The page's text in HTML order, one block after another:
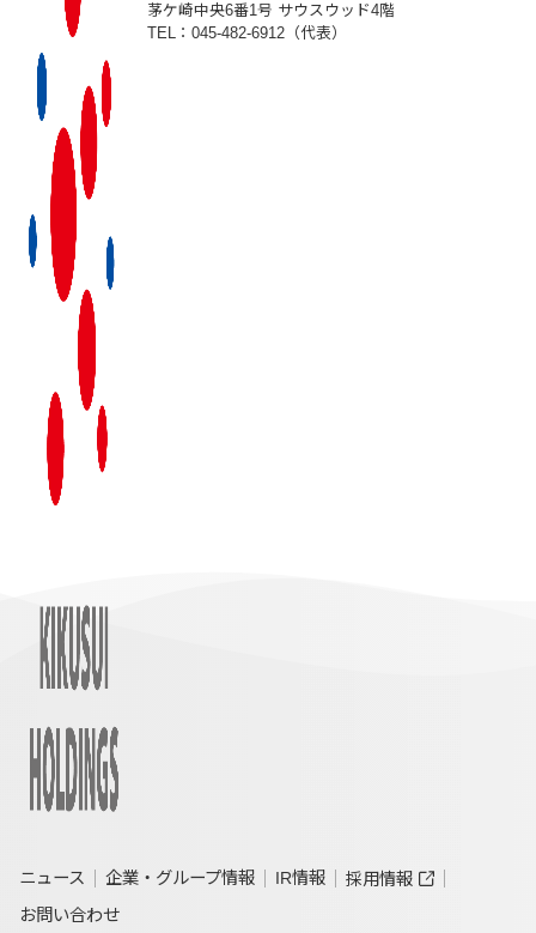
茅ケ崎中央6番1号 サウスウッド4階
TEL：045-482-6912（代表）
ニュース 企業・グループ情報 IR情報
採用情報
お問い合わせ